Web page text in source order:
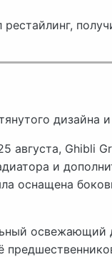
дизайна
августа, Ghibli
и
оснащена
освежающий